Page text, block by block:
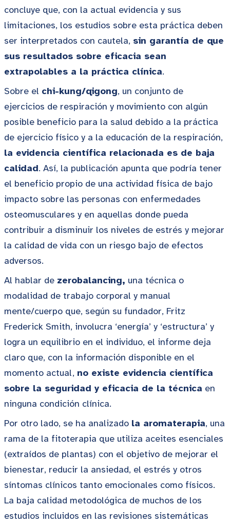
concluye que, con la actual evidencia y sus
limitaciones, los estudios sobre esta práctica deben
ser interpretados con cautela, sin garantía de que
sus resultados sobre eficacia sean
extrapolables a la práctica clínica.
Sobre el chi-kung/qigong, un conjunto de
ejercicios de respiración y movimiento con algún
posible beneficio para la salud debido a la práctica
de ejercicio físico y a la educación de la respiración,
la evidencia científica relacionada es de baja
calidad. Así, la publicación apunta que podría tener
el beneficio propio de una actividad física de bajo
impacto sobre las personas con enfermedades
osteomusculares y en aquellas donde pueda
contribuir a disminuir los niveles de estrés y mejorar
la calidad de vida con un riesgo bajo de efectos
adversos.
Al hablar de zerobalancing, una técnica o
modalidad de trabajo corporal y manual
mente/cuerpo que, según su fundador, Fritz
Frederick Smith, involucra ‘energía’ y ‘estructura’ y
logra un equilibrio en el individuo, el informe deja
claro que, con la información disponible en el
momento actual, no existe evidencia científica
sobre la seguridad y eficacia de la técnica en
ninguna condición clínica.
Por otro lado, se ha analizado la aromaterapia, una
rama de la fitoterapia que utiliza aceites esenciales
(extraídos de plantas) con el objetivo de mejorar el
bienestar, reducir la ansiedad, el estrés y otros
síntomas clínicos tanto emocionales como físicos.
La baja calidad metodológica de muchos de los
estudios incluidos en las revisiones sistemáticas